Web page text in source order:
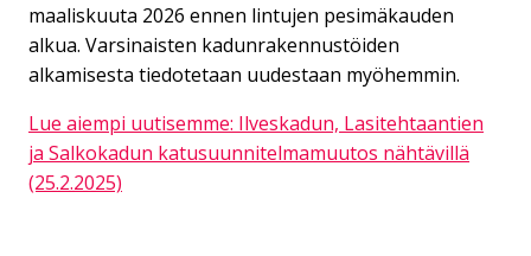
maaliskuuta 2026 ennen lintujen pesimäkauden
alkua. Varsinaisten kadunrakennustöiden
alkamisesta tiedotetaan uudestaan myöhemmin.
Lue aiempi uutisemme: Ilveskadun, Lasitehtaantien
ja Salkokadun katusuunnitelmamuutos nähtävillä
(25.2.2025)